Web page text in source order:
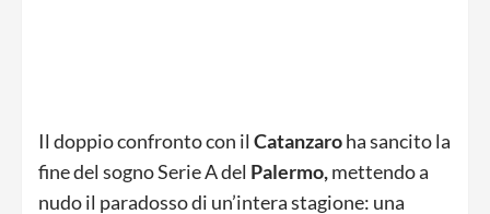
Il doppio confronto con il Catanzaroha sancito la
fine del sogno Serie A del Palermo,mettendo a
nudo il paradosso di un’intera stagione: una